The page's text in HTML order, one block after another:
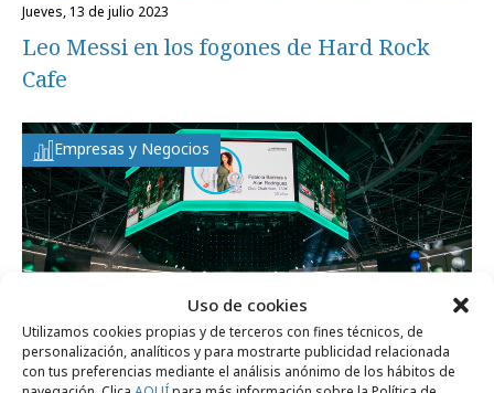
Uso de cookies
Utilizamos cookies propias y de terceros con fines técnicos, de
personalización, analíticos y para mostrarte publicidad relacionada
con tus preferencias mediante el análisis anónimo de los hábitos de
jueves, 13 de julio 2023
Leo Messi en los fogones de Hard Rock
Cafe
Empresas y Negocios